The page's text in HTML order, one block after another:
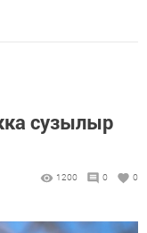
сузылыр
1200 0 0